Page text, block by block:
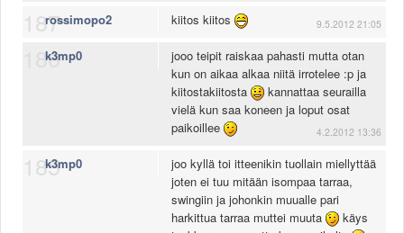
187rossimopo2 kiitos kiitos 9.5.2012 21:05
186
k3mp0
jooo teipit raiskaa pahasti mutta otan
kun on aikaa alkaa niitä irrotelee :p ja
kiitostakiitosta
kannattaa seurailla
vielä kun saa koneen ja loput osat
paikoillee
4.2.2012 13:36
185k3mp0
joo kyllä toi itteenikin tuollain miellyttää
joten ei tuu mitään isompaa tarraa,
swingiin ja johonkin muualle pari
harkittua tarraa muttei muuta
käys